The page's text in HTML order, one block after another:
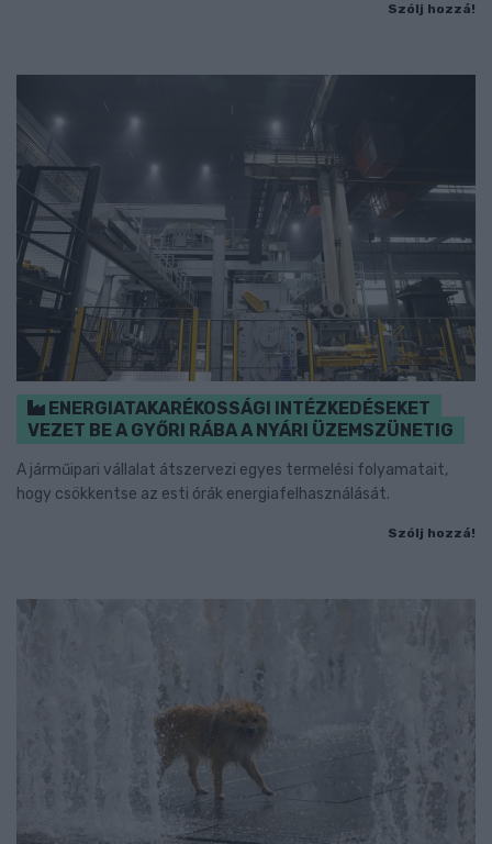
Szólj hozzá!
ENERGIATAKARÉKOSSÁGI INTÉZKEDÉSEKET
VEZET BE A GYŐRI RÁBA A NYÁRI ÜZEMSZÜNETIG
A járműipari vállalat átszervezi egyes termelési folyamatait,
hogy csökkentse az esti órák energiafelhasználását.
Szólj hozzá!